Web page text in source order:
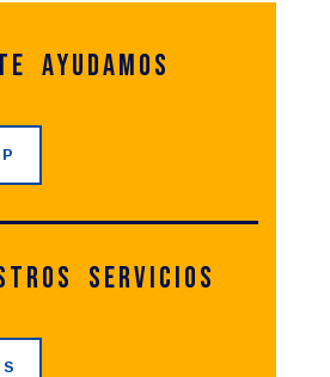
ayudamos
servicios